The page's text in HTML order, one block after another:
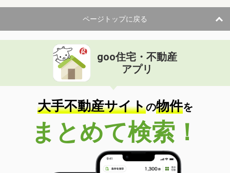
ページトップに戻る
goo住宅・不動産
アプリ
大手不動産サイトの物件を
まとめて検索！